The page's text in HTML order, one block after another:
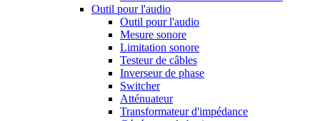
Outil pour l'audio
Outil pour l'audio
Mesure sonore
Limitation sonore
Testeur de câbles
Inverseur de phase
Switcher
Atténuateur
Transformateur d'impédance